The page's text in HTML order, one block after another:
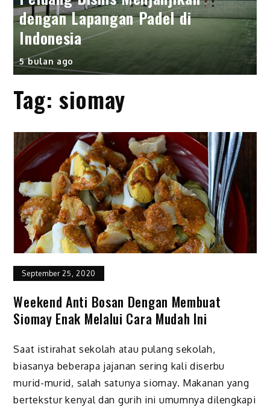
dengan Lapangan Padel di
Indonesia
5 bulan ago
Tag: siomay
September 25, 2020
Weekend Anti Bosan Dengan Membuat
Siomay Enak Melalui Cara Mudah Ini
Saat istirahat sekolah atau pulang sekolah,
biasanya beberapa jajanan sering kali diserbu
murid-murid, salah satunya siomay. Makanan yang
bertekstur kenyal dan gurih ini umumnya dilengkapi